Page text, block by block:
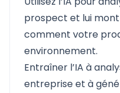
prospect et lui
comment votre
environnement.
Entraîner l’IA à
entreprise et à